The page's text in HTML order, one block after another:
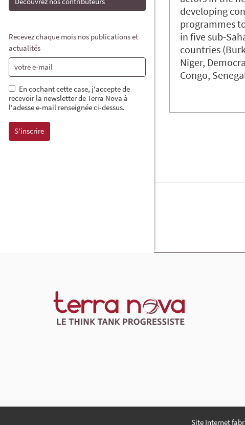
Recevez chaque mois nos publications et
actualités
En cochant cette case, j'accepte de
recevoir la newsletter de Terra Nova à
l'adesse e-mail renseignée ci-dessus.
developing
programmes
in five sub-
countries
Niger,
Congo,
Site Internet